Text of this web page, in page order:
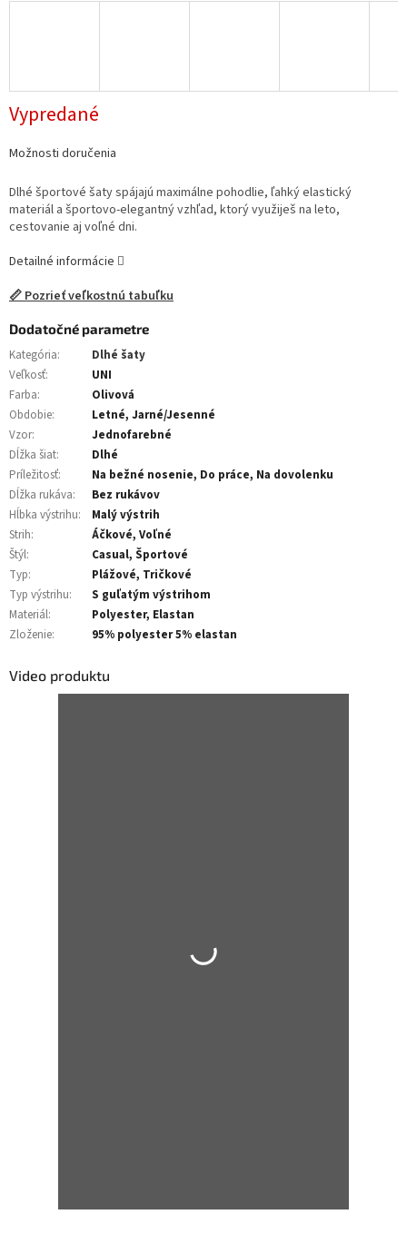
Vypredané
Možnosti doručenia
Dlhé športové šaty spájajú maximálne pohodlie, ľahký elastický
materiál a športovo-elegantný vzhľad, ktorý využiješ na leto,
cestovanie aj voľné dni.
Detailné informácie
📏 Pozrieť veľkostnú tabuľku
Dodatočné parametre
Kategória:
Dlhé šaty
Veľkosť:
UNI
Farba:
Olivová
Obdobie:
Letné, Jarné/Jesenné
Vzor:
Jednofarebné
Dĺžka šiat:
Dlhé
Príležitosť:
Na bežné nosenie, Do práce, Na dovolenku
Dĺžka rukáva:
Bez rukávov
Hĺbka výstrihu:
Malý výstrih
Strih:
Áčkové, Voľné
Štýl:
Casual, Športové
Typ:
Plážové, Tričkové
Typ výstrihu:
S guľatým výstrihom
Materiál:
Polyester, Elastan
Zloženie: 95% polyester 5% elastan
Video produktu